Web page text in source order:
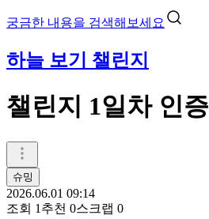
궁금한 내용을 검색해보세요
하늘 보기 챌린지
챌린지 1일차 인증
슈밍
2026.06.01 09:14
조회 1 추천 0스크랩 0